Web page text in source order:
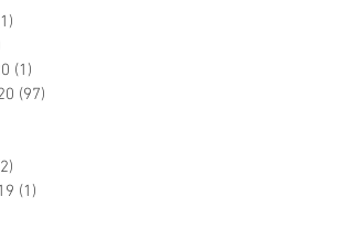
(1)
(97)
(1)